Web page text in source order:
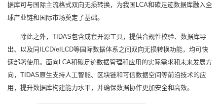
据库可与国际主流格式双向无损转换，为我国LCA和碳足迹数据库融入全
球产业链和国际市场奠定了基础。
除此之外，TIDAS包含成套开源工具，提供合规性校验、数据库导
出、以及同ILCD/eILCD等国际数据体系之间双向无损转换功能，均可快
速部署使用。面向LCA和碳足迹数据管理和应用的实际需求和未来发展方
向，TIDAS原生支持人工智能、区块链和可信数据空间等前沿技术的应
用，提升数据库构建能力水平，并确保数据协作更加安全和高效。